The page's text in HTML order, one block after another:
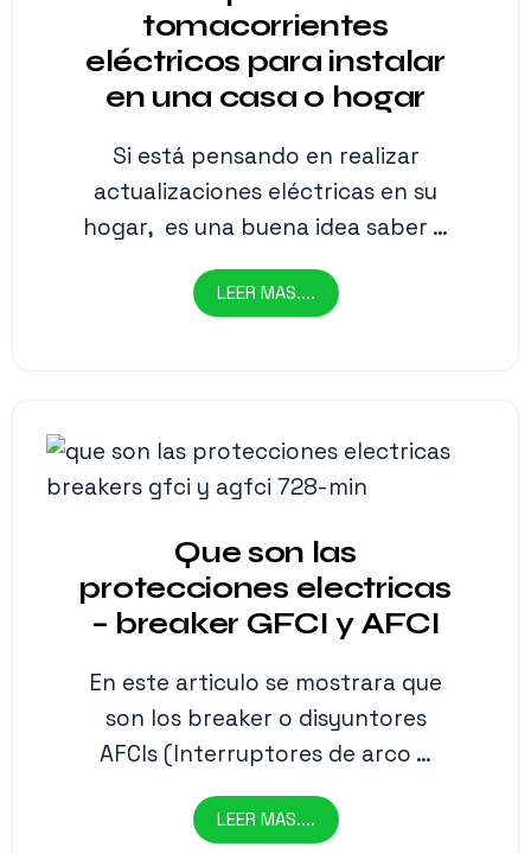
tomacorrientes
eléctricos para instalar
en una casa o hogar
Si está pensando en realizar
actualizaciones eléctricas en su
hogar, es una buena idea saber …
LEER MAS....
Que son las
protecciones electricas
– breaker GFCI y AFCI
En este articulo se mostrara que
son los breaker o disyuntores
AFCIs (Interruptores de arco …
LEER MAS....